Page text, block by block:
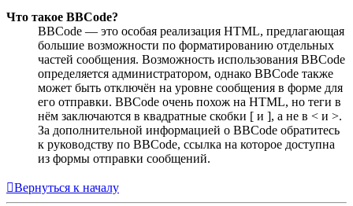
Что такое BBCode?
BBCode — это особая реализация HTML, предлагающая
большие возможности по форматированию отдельных
частей сообщения. Возможность использования BBCode
определяется администратором, однако BBCode также
может быть отключён на уровне сообщения в форме для
его отправки. BBCode очень похож на HTML, но теги в
нём заключаются в квадратные скобки [ и ], а не в < и >.
За дополнительной информацией о BBCode обратитесь
к руководству по BBCode, ссылка на которое доступна
из формы отправки сообщений.
Вернуться к началу